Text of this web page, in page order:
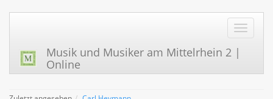
Musik und Musiker am Mittelrhein 2 |
Online